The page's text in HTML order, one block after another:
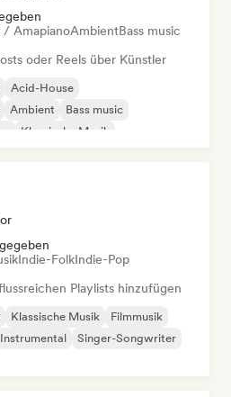
/ AmapianoAmbientBass music
oder Reels über Künstler
Acid-House
Ambient
Bass music
Klassische Musik
Indie-FolkIndie-Pop
Playlists hinzufügen
Klassische Musik
Filmmusik
Instrumental
Singer-Songwriter